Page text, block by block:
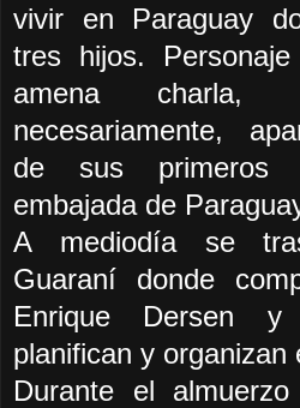
vivir en Paraguay
tres hijos.
amena
necesariamente,
de sus primeros
embajada de
A mediodía se
Guaraní donde
Enrique Dersen
planifican y organizan
Durante el